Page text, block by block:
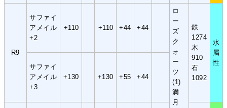
R9
サファイ
アメイル
+2
+110 +110 +44 +44
ロ
ー
ズ
ク
ォ
ー
ツ
(1)
満
月
鉄
1274
木
910
石
1092
水
属
性
サファイ
アメイル
+3
+130 +130 +55 +44